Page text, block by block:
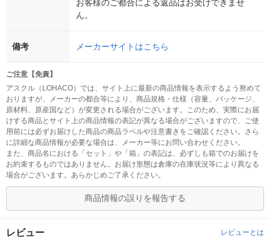
お客様のご都合による返品はお受けできませ
ん。
備考 メーカーサイトはこちら
ご注意【免責】
アスクル（LOHACO）では、サイト上に最新の商品情報を表示するよう努めて
おりますが、メーカーの都合等により、商品規格・仕様（容量、パッケージ、
原材料、原産国など）が変更される場合がございます。このため、実際にお届
けする商品とサイト上の商品情報の表記が異なる場合がございますので、ご使
用前には必ずお届けした商品の商品ラベルや注意書きをご確認ください。さら
に詳細な商品情報が必要な場合は、メーカー等にお問い合わせください。
また、商品名における「セット」や「箱」の表記は、必ずしも箱でのお届けを
お約束するものではありません。お届け形態は倉庫の在庫状況等により異なる
場合がございます。あらかじめご了承ください。
商品情報の誤りを報告する
レビュー レビューとは